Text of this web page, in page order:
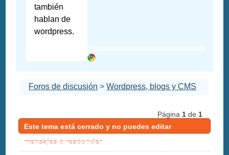
también
hablan de
wordpress.
Foros de discusión >Wordpress, blogs y CMS
Página 1de 1
Este tema está cerrado y no puedes editar
mensajes o responder